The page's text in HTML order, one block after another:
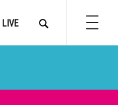
LIVE